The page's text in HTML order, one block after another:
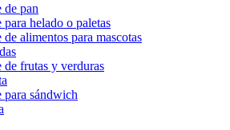
de pan
helado o paletas
alimentos para mascotas
de frutas y verduras
para sándwich